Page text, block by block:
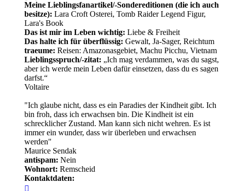
Meine Lieblingsfanartikel/-Sondereditionen (die ich auch
besitze): Lara Croft Osterei, Tomb Raider Legend Figur,
Lara's Book
Das ist mir im Leben wichtig: Liebe & Freiheit
Das halte ich für überflüssig: Gewalt, Ja-Sager, Reichtum
traeume: Reisen: Amazonasgebiet, Machu Picchu, Vietnam
Lieblingsspruch/-zitat: „Ich mag verdammen, was du sagst,
aber ich werde mein Leben dafür einsetzen, dass du es sagen
darfst.“
Voltaire
"Ich glaube nicht, dass es ein Paradies der Kindheit gibt. Ich
bin froh, dass ich erwachsen bin. Die Kindheit ist ein
schrecklicher Zustand. Man kann sich nicht wehren. Es ist
immer ein wunder, dass wir überleben und erwachsen
werden"
Maurice Sendak
antispam: Nein
Wohnort: Remscheid
Kontaktdaten: